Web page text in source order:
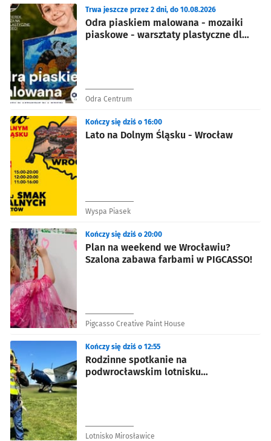
Odra piaskiem malowana - mozaiki
piaskowe - warsztaty plastyczne dla
Trwa jeszcze przez 2 dni, do 10.08.2026
Odra Centrum
Lato na Dolnym Śląsku - Wrocław
Kończy się dziś o 16:00
Wyspa Piasek
Plan na weekend we Wrocławiu?
Szalona zabawa farbami w PIGCASSO!
Kończy się dziś o 20:00
Pigcasso Creative Paint House
Rodzinne spotkanie na
podwrocławskim lotnisku
Kończy się dziś o 12:55
Lotnisko Mirosławice